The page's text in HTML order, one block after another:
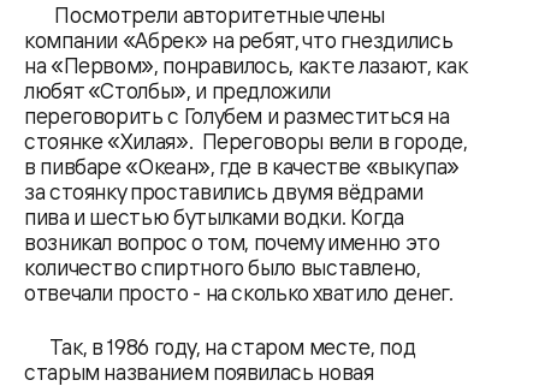
Посмотрели авторитетные члены
компании «Абрек» на ребят, что гнездились
на «Первом», понравилось, как те лазают, как
любят «Столбы», и предложили
переговорить с Голубем и разместиться на
стоянке «Хилая». Переговоры вели в городе,
в пивбаре «Океан», где в качестве «выкупа»
за стоянку проставились двумя вёдрами
пива и шестью бутылками водки. Когда
возникал вопрос о том, почему именно это
количество спиртного было выставлено,
отвечали просто - на сколько хватило денег.
Так, в 1986 году, на старом месте, под
старым названием появилась новая